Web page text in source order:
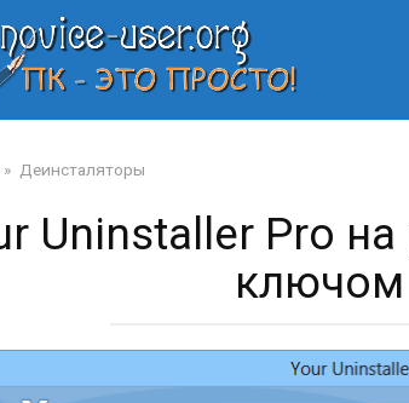
» Деинсталяторы
Uninstaller Pro
ключом